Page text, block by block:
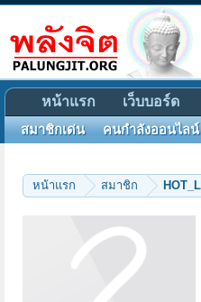
หน้าแรก สมาชิก
หน้าแรก เว็บบอร์ด
สมาชิกเด่น คนกำลังออนไลน์